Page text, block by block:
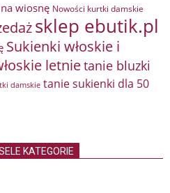
na wiosnę Nowości kurtki damskie
sklep ebutik.pl
Sukienki włoskie i
letnietanie bluzki
damskie tanie sukienki dla 50
KATEGORIE